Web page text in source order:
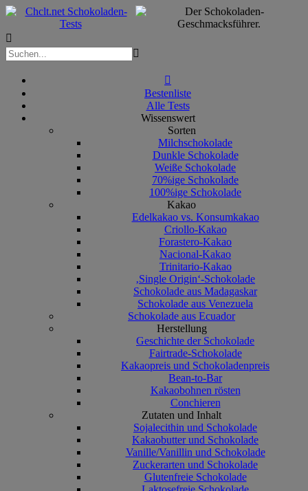



Bestenliste
Alle Tests
Wissenswert
Sorten
Milchschokolade
Dunkle Schokolade
Weiße Schokolade
70%ige Schokolade
100%ige Schokolade
Kakao
Edelkakao vs. Konsumkakao
Criollo-Kakao
Forastero-Kakao
Nacional-Kakao
Trinitario-Kakao
‚Single Origin‘-Schokolade
Schokolade aus Madagaskar
Schokolade aus Venezuela
Schokolade aus Ecuador
Herstellung
Geschichte der Schokolade
Fairtrade-Schokolade
Kakaopreis und Schokoladenpreis
Bean-to-Bar
Kakaobohnen rösten
Conchieren
Zutaten und Inhalt
Sojalecithin und Schokolade
Kakaobutter und Schokolade
Vanille/Vanillin und Schokolade
Zuckerarten und Schokolade
Glutenfreie Schokolade